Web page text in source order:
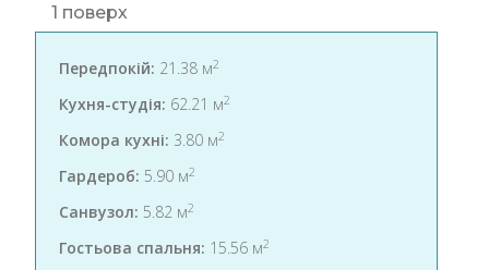
1 поверх
Передпокій: 21.38 м2
Кухня-студія: 62.21 м2
Комора кухні: 3.80 м2
Гардероб: 5.90 м2
Санвузол: 5.82 м2
Гостьова спальня: 15.56 м2